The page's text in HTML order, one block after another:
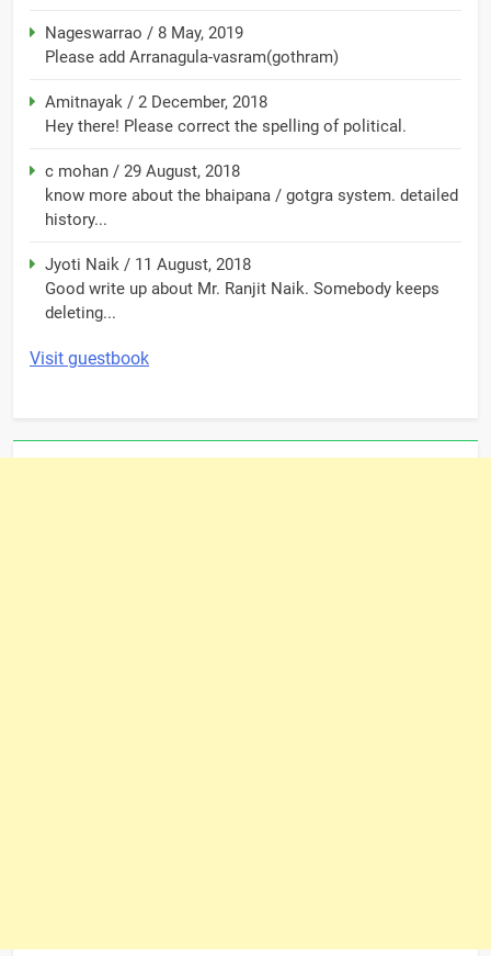
Nageswarrao / 8 May, 2019
Please add Arranagula-vasram(gothram)
Amitnayak / 2 December, 2018
Hey there! Please correct the spelling of political.
c mohan / 29 August, 2018
know more about the bhaipana / gotgra system. detailed
history...
Jyoti Naik / 11 August, 2018
Good write up about Mr. Ranjit Naik. Somebody keeps
deleting...
Visit guestbook